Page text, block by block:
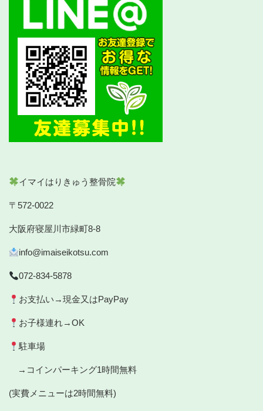
イマイはりきゅう整骨院
〒572-0022
大阪府寝屋川市緑町8-8
info@imaiseikotsu.com
072-834-5878
お支払い→現金又はPayPay
お子様連れ→OK
駐車場
→コインパーキング1時間無料
(実費メニューは2時間無料)